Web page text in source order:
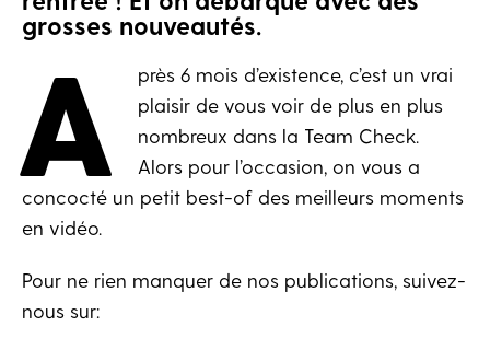
grosses nouveautés.
A
près 6 mois d’existence, c’est un vrai
plaisir de vous voir de plus en plus
nombreux dans la Team Check.
Alors pour l’occasion, on vous a
concocté un petit best-of des meilleurs moments
en vidéo.
Pour ne rien manquer de nos publications, suivez-
nous sur: